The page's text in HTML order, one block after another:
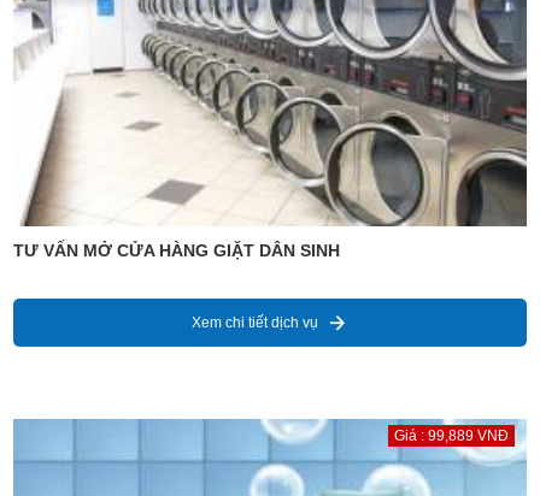
TƯ VẤN MỞ CỬA HÀNG GIẶT DÂN SINH
Xem chi tiết dịch vụ
Giá : 99,889 VNĐ